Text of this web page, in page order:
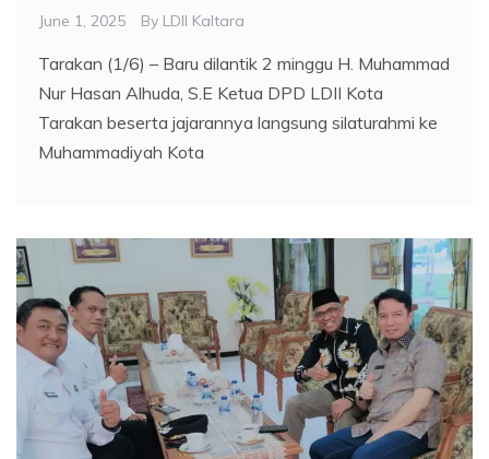
June 1, 2025 By LDII Kaltara
Tarakan (1/6) – Baru dilantik 2 minggu H. Muhammad
Nur Hasan Alhuda, S.E Ketua DPD LDII Kota
Tarakan beserta jajarannya langsung silaturahmi ke
Muhammadiyah Kota